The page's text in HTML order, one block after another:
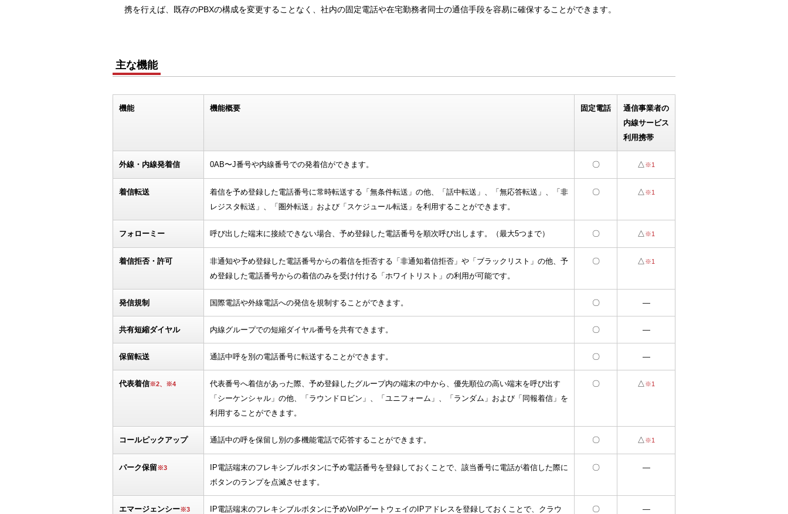
携を行えば、既存のPBXの構成を変更することなく、社内の固定電話や在宅勤務者同士の通信手段を容易に確保することができます。
主な機能
機能 機能概要 固定電話
通信事業者の
内線サービス
利用携帯
外線・内線発着信 0AB〜J番号や内線番号での発着信ができます。 〇 △※1
着信転送
着信を予め登録した電話番号に常時転送する「無条件転送」の他、「話中転送」、「無応答転送」、「非
レジスタ転送」、「圏外転送」および「スケジュール転送」を利用することができます。
〇 △※1
フォローミー 呼び出した端末に接続できない場合、予め登録した電話番号を順次呼び出します。（最大5つまで） 〇 △※1
着信拒否・許可
非通知や予め登録した電話番号からの着信を拒否する「非通知着信拒否」や「ブラックリスト」の他、予
め登録した電話番号からの着信のみを受け付ける「ホワイトリスト」の利用が可能です。
〇 △※1
発信規制 国際電話や外線電話への発信を規制することができます。 〇 ―
共有短縮ダイヤル 内線グループでの短縮ダイヤル番号を共有できます。 〇 ―
保留転送 通話中呼を別の電話番号に転送することができます。 〇 ―
代表着信※2、※4
代表番号へ着信があった際、予め登録したグループ内の端末の中から、優先順位の高い端末を呼び出す
「シーケンシャル」の他、「ラウンドロビン」、「ユニフォーム」、「ランダム」および「同報着信」を
利用することができます。
〇 △※1
コールピックアップ 通話中の呼を保留し別の多機能電話で応答することができます。 〇 △※1
パーク保留※3
IP電話端末のフレキシブルボタンに予め電話番号を登録しておくことで、該当番号に電話が着信した際に
ボタンのランプを点滅させます。
〇 ―
エマージェンシー※3
IP電話端末のフレキシブルボタンに予めVoIPゲートウェイのIPアドレスを登録しておくことで、クラウ
〇 ―